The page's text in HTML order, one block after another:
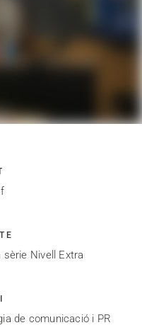
sèrie Nivell Extra
de comunicació i PR